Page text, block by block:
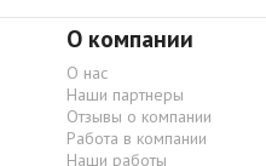
О компании
О нас
Наши партнеры
Отзывы о компании
Работа в компании
Наши работы